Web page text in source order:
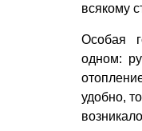
всякому
Особая
одном:
удобно,